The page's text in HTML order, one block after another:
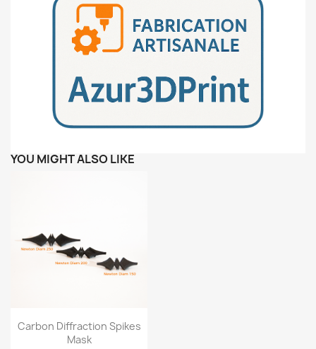
YOU MIGHT ALSO LIKE
Quick view
Carbon Diffraction Spikes
Mask